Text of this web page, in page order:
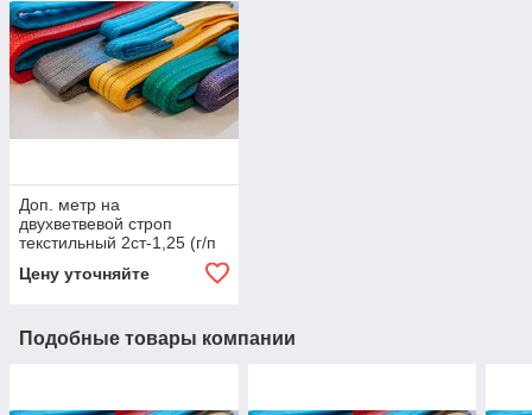
Доп. метр на
двухветвевой строп
текстильный 2ст-1,25 (г/п
1,25 тн, мин. длина 1 м)
Цену уточняйте
Подобные товары компании